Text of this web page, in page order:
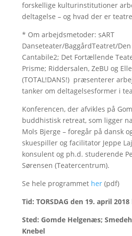
forskellige kulturinstitutioner
deltagelse – og hvad der er
* Om arbejdsmetoder: sART
Danseteater/BaggårdTeatret/
Cantabile2; Det Fortællende
Prisme; Riddersalen, ZeBU og
(TOTAL!DANS!) præsenterer
tanker om deltagelsesformer i
Konferencen, der afvikles på
buddhistisk retreat, som ligger
Mols Bjerge – foregår på dansk
skuespiller og facilitator Jeppe
konsulent og ph.d. studerende
Sørensen (Teatercentrum).
Se hele programmet her(pdf)
Tid: TORSDAG den 19. april
Sted: Gomde Helgenæs;
Knebel